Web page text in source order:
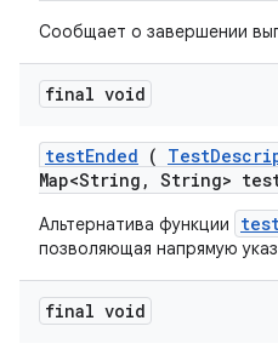
Сообщает о завершении
final void
testEnded ( Test
Map<String , String>
Альтернатива функции
позволяющая напрямую
final void